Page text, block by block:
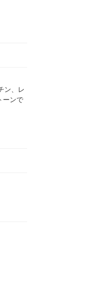
ン、レ
ーンで